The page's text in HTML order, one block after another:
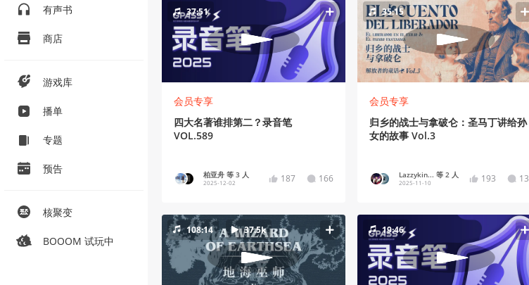
有声书
商店
游戏库
播单
专题
预告
核聚变
BOOOM 试玩中
37:51
会员专享
四大名著谁排第二？录音笔
VOL.589
柏亚舟 等 3 人
2025-12-02 187 166
35:15
会员专享
归乡的战士与拿破仑：圣马丁讲给孙
女的故事 Vol.3
Lazzykin... 等 2 人
2025-11-10 193 13
108:14 37.5k 19:46